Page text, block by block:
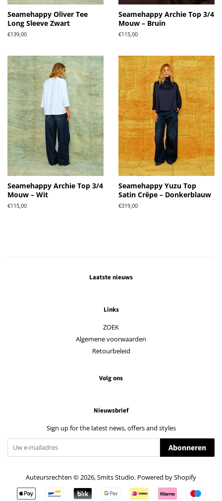
Seamehappy Oliver Tee
Long Sleeve Zwart
Normale
€139,00
Seamehappy Archie Top 3/4
Mouw – Bruin
Normale
€115,00
Seamehappy Archie Top 3/4
Mouw – Wit
Normale
€115,00
Seamehappy Yuzu Top
Satin Crêpe – Donkerblauw
Normale
€319,00
Laatste nieuws
Links
ZOEK
Algemene voorwaarden
Retourbeleid
Volg ons
Nieuwsbrief
Sign up for the latest news, offers and styles
Abonneren
Auteursrechten © 2026,Smits Studio. Powered by Shopify
Betalingspictogrammen